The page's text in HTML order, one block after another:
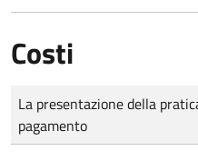
Costi
Tipo di pagamento
Importo
La presentazione della
pagamento